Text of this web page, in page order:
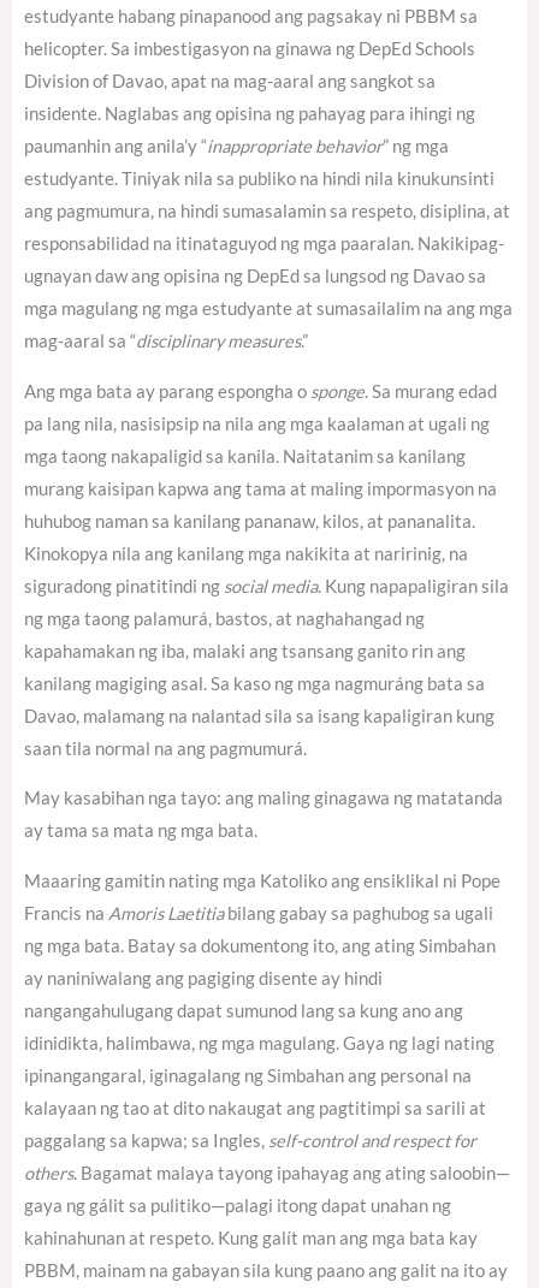
estudyante habang pinapanood ang pagsakay ni PBBM sa
helicopter. Sa imbestigasyon na ginawa ng DepEd Schools
Division of Davao, apat na mag-aaral ang sangkot sa
insidente. Naglabas ang opisina ng pahayag para ihingi ng
paumanhin ang anila’y “inappropriate behavior” ng mga
estudyante. Tiniyak nila sa publiko na hindi nila kinukunsinti
ang pagmumura, na hindi sumasalamin sa respeto, disiplina, at
responsabilidad na itinataguyod ng mga paaralan. Nakikipag-
ugnayan daw ang opisina ng DepEd sa lungsod ng Davao sa
mga magulang ng mga estudyante at sumasailalim na ang mga
mag-aaral sa “disciplinary measures.”
Ang mga bata ay parang espongha o sponge. Sa murang edad
pa lang nila, nasisipsip na nila ang mga kaalaman at ugali ng
mga taong nakapaligid sa kanila. Naitatanim sa kanilang
murang kaisipan kapwa ang tama at maling impormasyon na
huhubog naman sa kanilang pananaw, kilos, at pananalita.
Kinokopya nila ang kanilang mga nakikita at naririnig, na
siguradong pinatitindi ng social media. Kung napapaligiran sila
ng mga taong palamurá, bastos, at naghahangad ng
kapahamakan ng iba, malaki ang tsansang ganito rin ang
kanilang magiging asal. Sa kaso ng mga nagmuráng bata sa
Davao, malamang na nalantad sila sa isang kapaligiran kung
saan tila normal na ang pagmumurá.
May kasabihan nga tayo: ang maling ginagawa ng matatanda
ay tama sa mata ng mga bata.
Maaaring gamitin nating mga Katoliko ang ensiklikal ni Pope
Francis na Amoris Laetitiabilang gabay sa paghubog sa ugali
ng mga bata. Batay sa dokumentong ito, ang ating Simbahan
ay naniniwalang ang pagiging disente ay hindi
nangangahulugang dapat sumunod lang sa kung ano ang
idinidikta, halimbawa, ng mga magulang. Gaya ng lagi nating
ipinangangaral, iginagalang ng Simbahan ang personal na
kalayaan ng tao at dito nakaugat ang pagtitimpi sa sarili at
paggalang sa kapwa; sa Ingles, self-control and respect for
others. Bagamat malaya tayong ipahayag ang ating saloobin—
gaya ng gálit sa pulitiko—palagi itong dapat unahan ng
kahinahunan at respeto. Kung galít man ang mga bata kay
PBBM, mainam na gabayan sila kung paano ang galit na ito ay